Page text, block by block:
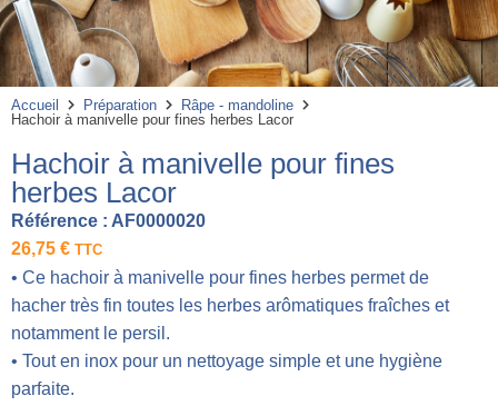
Accueil Préparation
Râpe - mandoline
Hachoir à manivelle pour fines herbes Lacor
Hachoir à manivelle pour fines
herbes Lacor
Référence : AF0000020
26,75 € TTC
• Ce hachoir à manivelle pour fines herbes permet de
hacher très fin toutes les herbes arômatiques fraîches et
notamment le persil.
• Tout en inox pour un nettoyage simple et une hygiène
parfaite.